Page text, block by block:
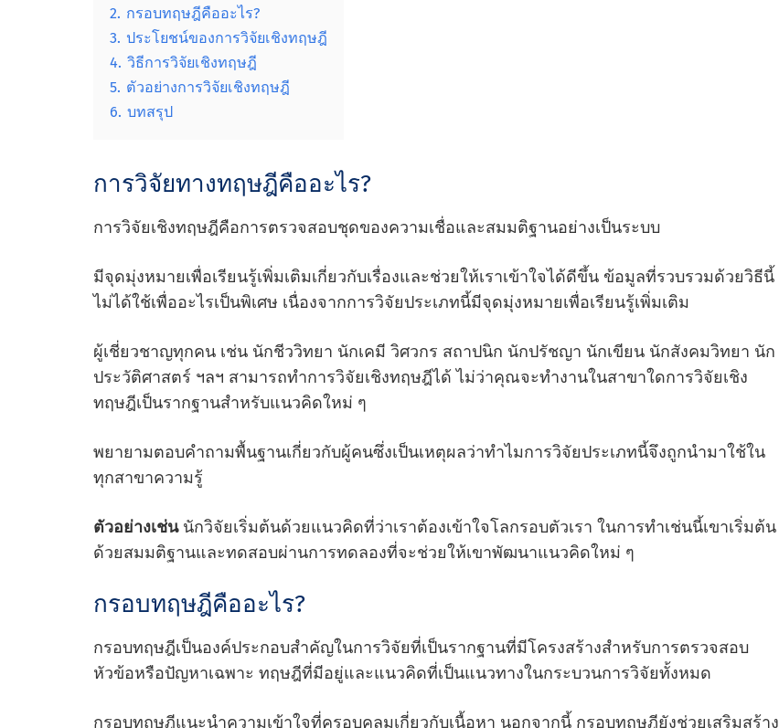
2. กรอบทฤษฎีคืออะไร?
3. ประโยชน์ของการวิจัยเชิงทฤษฎี
4. วิธีการวิจัยเชิงทฤษฎี
5. ตัวอย่างการวิจัยเชิงทฤษฎี
6. บทสรุป
การวิจัยทางทฤษฎีคืออะไร?
การวิจัยเชิงทฤษฎีคือการตรวจสอบชุดของความเชื่อและสมมติฐานอย่างเป็นระบบ
มีจุดมุ่งหมายเพื่อเรียนรู้เพิ่มเติมเกี่ยวกับเรื่องและช่วยให้เราเข้าใจได้ดีขึ้น ข้อมูลที่รวบรวมด้วยวิธีนี้
ไม่ได้ใช้เพื่ออะไรเป็นพิเศษ เนื่องจากการวิจัยประเภทนี้มีจุดมุ่งหมายเพื่อเรียนรู้เพิ่มเติม
ผู้เชี่ยวชาญทุกคน เช่น นักชีววิทยา นักเคมี วิศวกร สถาปนิก นักปรัชญา นักเขียน นักสังคมวิทยา นัก
ประวัติศาสตร์ ฯลฯ สามารถทําการวิจัยเชิงทฤษฎีได้ ไม่ว่าคุณจะทํางานในสาขาใดการวิจัยเชิง
ทฤษฎีเป็นรากฐานสําหรับแนวคิดใหม่ ๆ
พยายามตอบคําถามพื้นฐานเกี่ยวกับผู้คนซึ่งเป็นเหตุผลว่าทําไมการวิจัยประเภทนี้จึงถูกนํามาใช้ใน
ทุกสาขาความรู้
ตัวอย่างเช่นนักวิจัยเริ่มต้นด้วยแนวคิดที่ว่าเราต้องเข้าใจโลกรอบตัวเรา ในการทําเช่นนี้เขาเริ่มต้น
ด้วยสมมติฐานและทดสอบผ่านการทดลองที่จะช่วยให้เขาพัฒนาแนวคิดใหม่ ๆ
กรอบทฤษฎีคืออะไร?
กรอบทฤษฎีเป็นองค์ประกอบสําคัญในการวิจัยที่เป็นรากฐานที่มีโครงสร้างสําหรับการตรวจสอบ
หัวข้อหรือปัญหาเฉพาะ ทฤษฎีที่มีอยู่และแนวคิดที่เป็นแนวทางในกระบวนการวิจัยทั้งหมด
กรอบทฤษฎีแนะนําความเข้าใจที่ครอบคลุมเกี่ยวกับเนื้อหา นอกจากนี้ กรอบทฤษฎียังช่วยเสริมสร้าง